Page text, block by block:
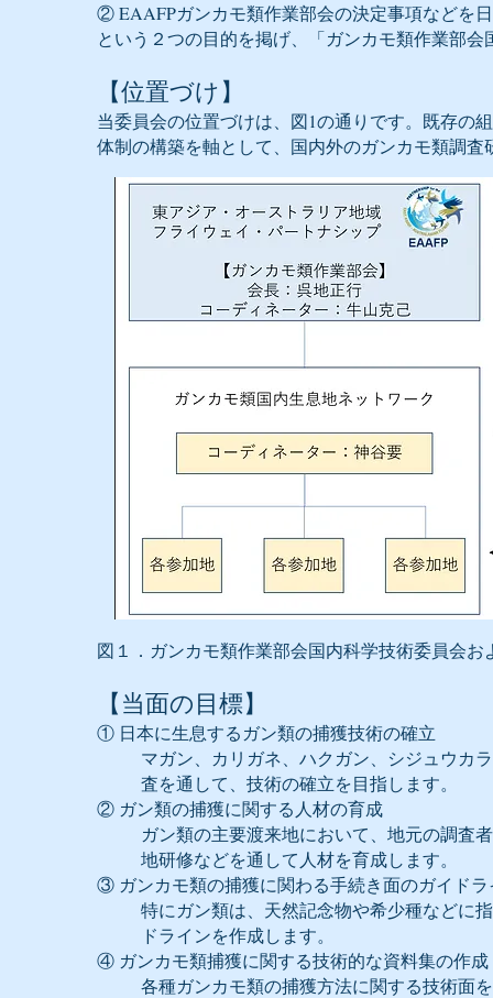
② EAAFPガンカモ類作業部会の決定事項などを
という２つの目的を掲げ、「ガンカモ類作業部
【位置づけ】
当委員会の位置づけは、図1の通りです。既存の
体制の構築を軸として、国内外のガンカモ類調査
図１．ガンカモ類作業部会国内科学技術委員会
【当面の目標】
① 日本に生息するガン類の捕獲技術の確立
マガン、カリガネ、ハクガン、シジュウカ
査を通して、技術の確立を目指します。
② ガン類の捕獲に関する人材の育成
ガン類の主要渡来地において、地元の調査
地研修などを通して人材を育成します。
③ ガンカモ類の捕獲に関わる手続き面のガイドラ
特にガン類は、天然記念物や希少種などに
ドラインを作成します。
④ ガンカモ類捕獲に関する技術的な資料集の作成
各種ガンカモ類の捕獲方法に関する技術面